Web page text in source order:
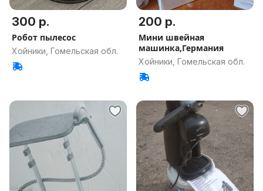
300 р.
Робот пылесос
Хойники, Гомельская обл.
200 р.
Мини швейная
машинка,Германия
Хойники, Гомельская обл.